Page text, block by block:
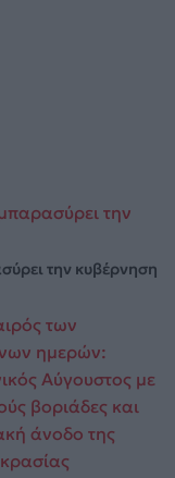
την κυβέρνηση